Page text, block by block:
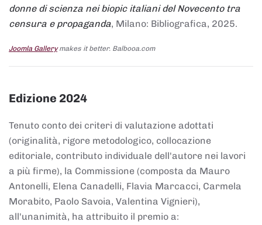
donne di scienza nei biopic italiani del Novecento tra
censura e propaganda, Milano: Bibliografica, 2025.
Joomla Gallerymakes it better. Balbooa.com
Edizione 2024
Tenuto conto dei criteri di valutazione adottati
(originalità, rigore metodologico, collocazione
editoriale, contributo individuale dell'autore nei lavori
a più firme), la Commissione (composta da Mauro
Antonelli, Elena Canadelli, Flavia Marcacci, Carmela
Morabito, Paolo Savoia, Valentina Vignieri),
all'unanimità, ha attribuito il premio a: